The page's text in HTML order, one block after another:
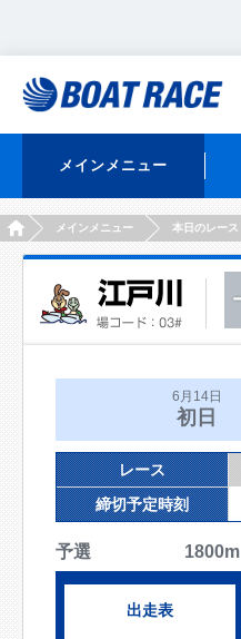
メインメニュー
HOMEメインメニュー 本日のレース
6月14日
初日
レース
締切予定時刻
予選 1800m
出走表